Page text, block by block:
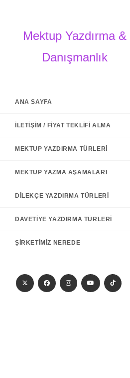
Mektup Yazdırma &
Danışmanlık
ANA SAYFA
İLETIŞIM / FIYAT TEKLIFI ALMA
MEKTUP YAZDIRMA TÜRLERI
MEKTUP YAZMA AŞAMALARI
DILEKÇE YAZDIRMA TÜRLERI
DAVETIYE YAZDIRMA TÜRLERI
ŞIRKETIMIZ NEREDE